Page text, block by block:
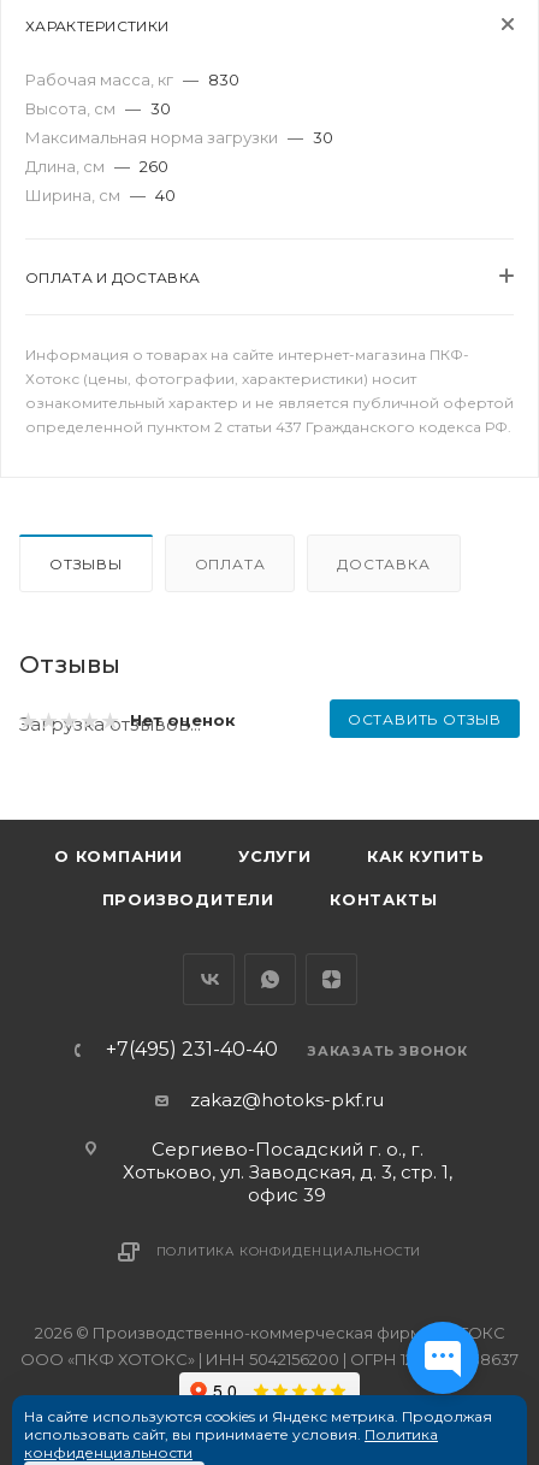
ХАРАКТЕРИСТИКИ
Рабочая масса, кг — 830
Высота, см — 30
Максимальная норма загрузки — 30
Длина, см — 260
Ширина, см — 40
ОПЛАТА И ДОСТАВКА
Информация о товарах на сайте интернет-магазина ПКФ-
Хотокс (цены, фотографии, характеристики) носит
ознакомительный характер и не является публичной офертой
определенной пунктом 2 статьи 437 Гражданского кодекса РФ.
ОТЗЫВЫ ОПЛАТА ДОСТАВКА
Отзывы
Нет оценок ОСТАВИТЬ ОТЗЫВ
Загрузка отзывов...
О КОМПАНИИ УСЛУГИ КАК КУПИТЬ
ПРОИЗВОДИТЕЛИ КОНТАКТЫ
+7(495) 231-40-40 ЗАКАЗАТЬ ЗВОНОК
zakaz@hotoks-pkf.ru
Сергиево-Посадский г. о., г.
Хотьково, ул. Заводская, д. 3, стр. 1,
офис 39
ПОЛИТИКА КОНФИДЕНЦИАЛЬНОСТИ
2026 © Производственно-коммерческая фирма ХОТОКС
ООО «ПКФ ХОТОКС» | ИНН 5042156200 | ОГРН 1215000038637
На сайте используются cookies и Яндекс метрика. Продолжая
использовать сайт, вы принимаете условия. Политика
конфиденциальности